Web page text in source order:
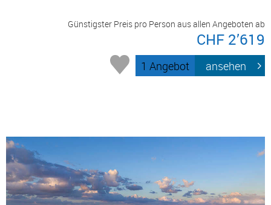
Günstigster Preis pro Person aus allen Angeboten ab
CHF 2’619
1 Angebot ansehen